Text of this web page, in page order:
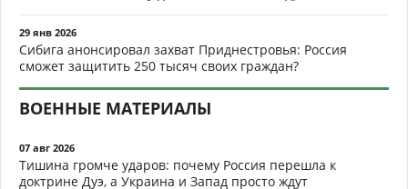
29 янв 2026
Сибига анонсировал захват Приднестровья: Россия
сможет защитить 250 тысяч своих граждан?
ВОЕННЫЕ МАТЕРИАЛЫ
07 авг 2026
Тишина громче ударов: почему Россия перешла к
доктрине Дуэ, а Украина и Запад просто ждут